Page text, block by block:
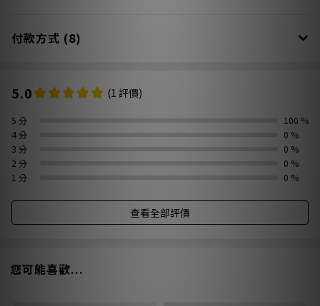
付款方式 (8)
5.0 (1 評價)
5 分
100 %
4 分
0 %
3 分
0 %
2 分
0 %
1 分
0 %
查看全部評價
您可能喜歡...